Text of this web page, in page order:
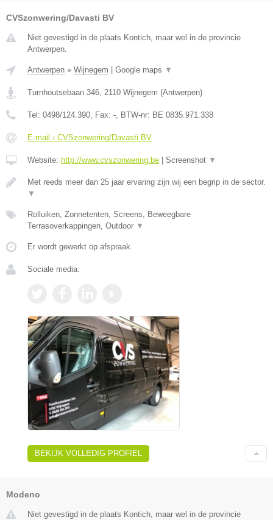
CVSzonwering/Davasti BV
Niet gevestigd in de plaats Kontich, maar wel in de provincie
Antwerpen.
Antwerpen » Wijnegem Google maps ▼
Turnhoutsebaan 346, 2110 Wijnegem (Antwerpen)
Tel: 0498/124.390, Fax: -, BTW-nr: BE 0835.971.338
E-mail › CVSzonwering/Davasti BV
Website: http://www.cvszonwering.be Screenshot ▼
Met reeds meer dan 25 jaar ervaring zijn wij een begrip in de sector.
▼
Rolluiken, Zonnetenten, Screens, Beweegbare
Terrasoverkappingen, Outdoor ▼
Er wordt gewerkt op afspraak.
Sociale media:
BEKIJK VOLLEDIG PROFIEL
Modeno
Niet gevestigd in de plaats Kontich, maar wel in de provincie